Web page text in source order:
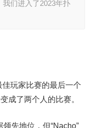
们进入了2023年扑
玩家比赛的最后一个
成了两个人的比赛。
先地位，但“Nacho”